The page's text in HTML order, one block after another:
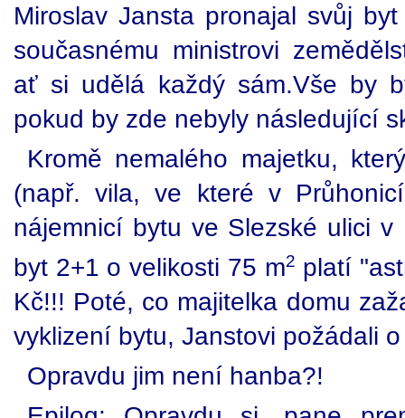
Miroslav Jansta pronajal svůj
současnému ministrovi
ať si udělá každý sám.Vše by
pokud by zde nebyly následující
Kromě nemalého majetku,
(např. vila, ve které v
nájemnicí bytu ve Slezské ulici
byt 2+1 o velikosti 75 m2 platí
Kč!!! Poté, co majitelka domu
vyklizení bytu, Janstovi požádali
Opravdu jim není hanba?!